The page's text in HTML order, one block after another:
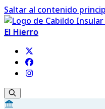
Saltar al contenido
El Hierro